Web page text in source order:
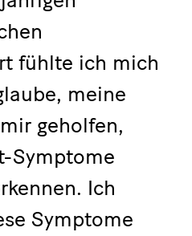
fühlte ich mich
meine
geholfen,
Symptome
Ich
Symptome